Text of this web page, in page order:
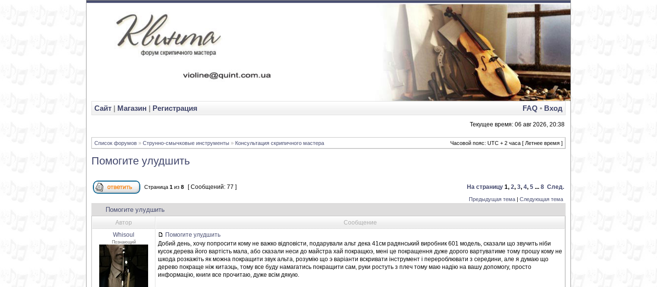
Cайт | Магазин | FAQ • Вход
Регистрация
Текущее время: 06 авг 2026, 20:38
Список форумов » Струнно-смычковые инструменты » Консультация скрипичного мастера Часовой пояс: UTC + 2 часа [ Летнее время ]
Помогите улудшить
Страница 1 из 8 [ Сообщений: 77 ] На страницу 1, 2, 3, 4, 5 ... 8 След.
Предыдущая тема | Следующая тема
Помогите улудшить
Автор
Сообщение
Whisoul
Познающий
Помогите улудшить
Добий день, хочу попросити кому не важко відповісти, подарували альт дека 41см радянський виробник 601 модель, сказали що звучить ніби
кусок дерева його вартість мала, або сказали неси до майстра хай покращюэ, мені це покращення дуже дорого вартуватиме тому прошу кому не
шкода розкажіть як можна покращити звук альта, розумію що э варіанти вскривати інструмент і перероблювати з середини, але я думаю що
дерево покраще ніж китаэць, тому все буду намагатись покращити сам, руки ростуть з плеч тому маю надію на вашу допомогу, просто
информацію, книги все прочитаю, дуже всім дякую.